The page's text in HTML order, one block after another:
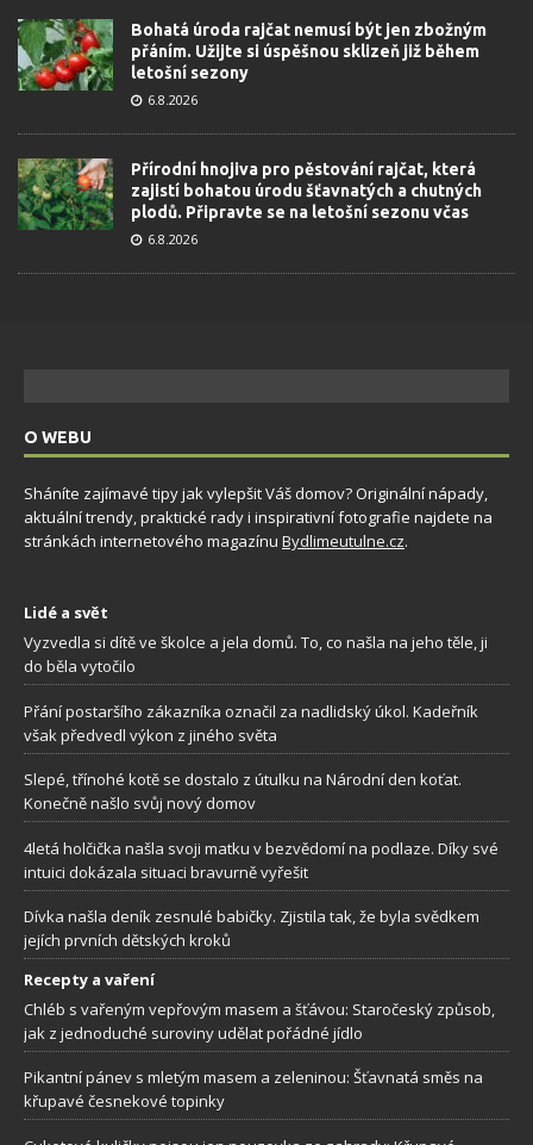
Bohatá úroda rajčat nemusí být jen zbožným
přáním. Užijte si úspěšnou sklizeň již během
letošní sezony
6.8.2026
Přírodní hnojiva pro pěstování rajčat, která
zajistí bohatou úrodu šťavnatých a chutných
plodů. Připravte se na letošní sezonu včas
6.8.2026
O WEBU
Sháníte zajímavé tipy jak vylepšit Váš domov? Originální nápady,
aktuální trendy, praktické rady i inspirativní fotografie najdete na
stránkách internetového magazínu Bydlimeutulne.cz.
Lidé a svět
Vyzvedla si dítě ve školce a jela domů. To, co našla na jeho těle, ji
do běla vytočilo
Přání postaršího zákazníka označil za nadlidský úkol. Kadeřník
však předvedl výkon z jiného světa
Slepé, třínohé kotě se dostalo z útulku na Národní den koťat.
Konečně našlo svůj nový domov
4letá holčička našla svoji matku v bezvědomí na podlaze. Díky své
intuici dokázala situaci bravurně vyřešit
Dívka našla deník zesnulé babičky. Zjistila tak, že byla svědkem
jejích prvních dětských kroků
Recepty a vaření
Chléb s vařeným vepřovým masem a šťávou: Staročeský způsob,
jak z jednoduché suroviny udělat pořádné jídlo
Pikantní pánev s mletým masem a zeleninou: Šťavnatá směs na
křupavé česnekové topinky